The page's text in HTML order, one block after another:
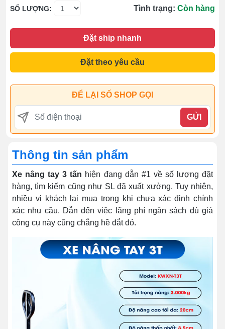
SỐ LƯỢNG: Tình trạng: Còn hàng
Đặt ship nhanh
Đặt theo yêu cầu
ĐỂ LẠI SỐ SHOP GỌI
GỬI
Thông tin sản phẩm
Xe nâng tay 3 tấn hiện đang dẫn #1 về số lượng đặt
hàng, tìm kiếm cũng như SL đã xuất xưởng. Tuy nhiên,
nhiều vị khách lại mua trong khi chưa xác định chính
xác nhu cầu. Dẫn đến việc lãng phí ngân sách dù giá
công cụ này cũng chẳng hề đắt đỏ.